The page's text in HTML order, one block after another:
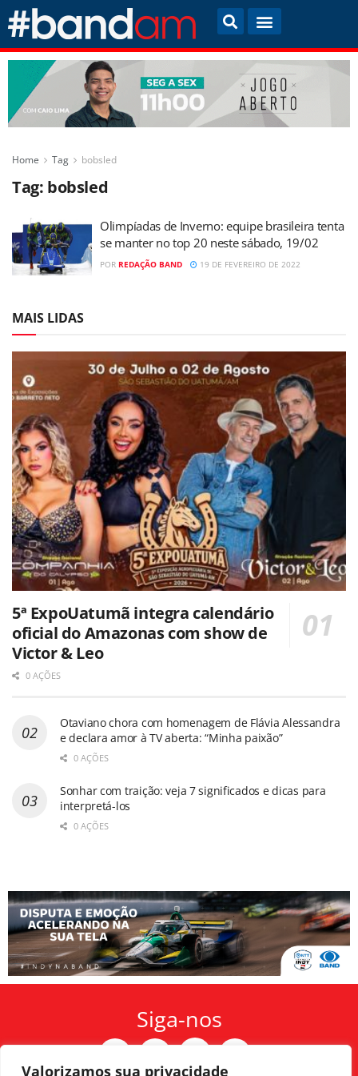
Valorizamos sua privacidade
Home Tag bobsled
Tag: bobsled
Olimpíadas de Inverno: equipe brasileira tenta
se manter no top 20 neste sábado, 19/02
POR REDAÇÃO BAND 19 DE FEVEREIRO DE 2022
MAIS LIDAS
5ª ExpoUatumã integra calendário
oficial do Amazonas com show de
Victor & Leo
0 AÇÕES
Otaviano chora com homenagem de Flávia Alessandra
e declara amor à TV aberta: “Minha paixão”
0 AÇÕES
Sonhar com traição: veja 7 significados e dicas para
interpretá-los
0 AÇÕES
Siga-nos